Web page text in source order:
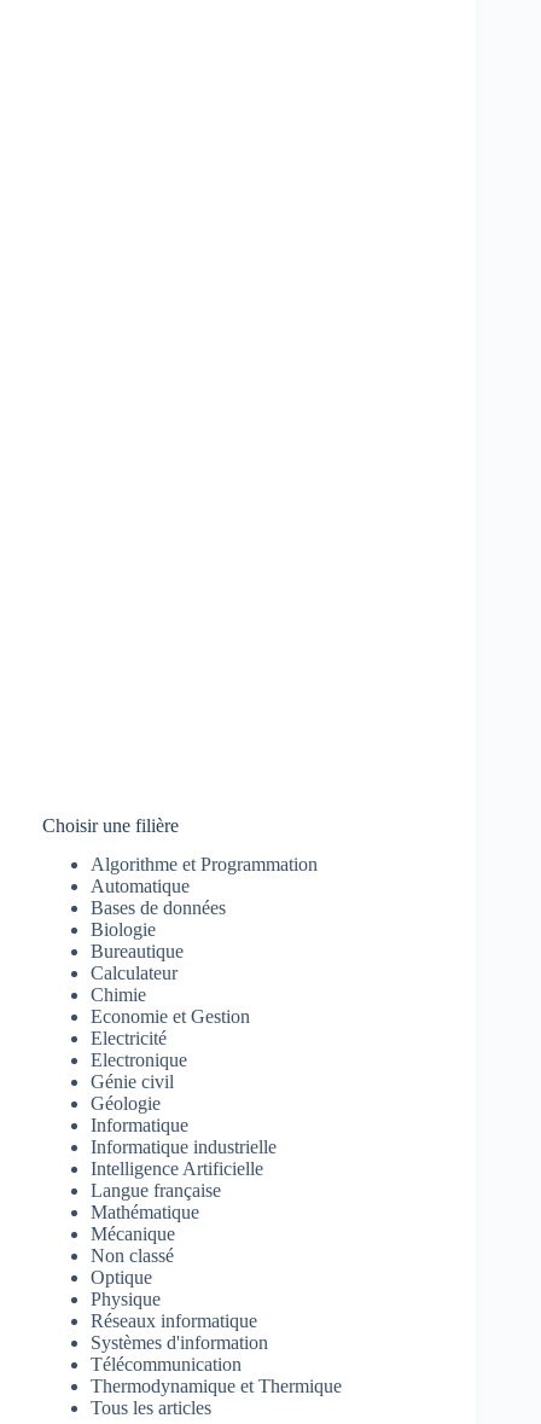
Choisir une filière
Algorithme et Programmation
Automatique
Bases de données
Biologie
Bureautique
Calculateur
Chimie
Economie et Gestion
Electricité
Electronique
Génie civil
Géologie
Informatique
Informatique industrielle
Intelligence Artificielle
Langue française
Mathématique
Mécanique
Non classé
Optique
Physique
Réseaux informatique
Systèmes d'information
Télécommunication
Thermodynamique et Thermique
Tous les articles